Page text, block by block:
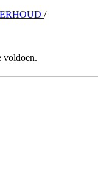
/
voldoen.